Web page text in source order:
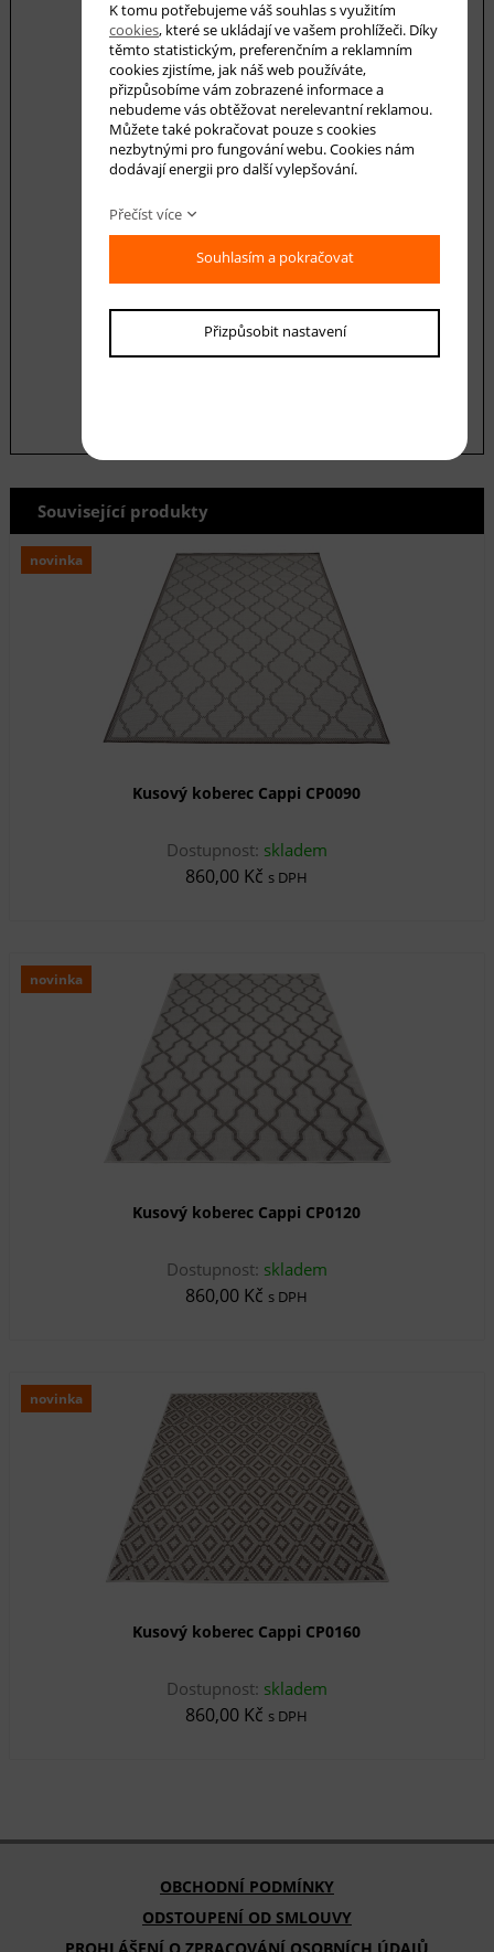
E-mail *
Váš dotaz
Souhlasím se zásadami ochranyosobních
údajů
Související produkty
novinka
Kusový koberec Cappi CP0090
Dostupnost: skladem
860,00 Kč s DPH
novinka
Kusový koberec Cappi CP0120
Dostupnost: skladem
860,00 Kč s DPH
novinka
Kusový koberec Cappi CP0160
Dostupnost: skladem
860,00 Kč s DPH
OBCHODNÍ PODMÍNKY
ODSTOUPENÍ OD SMLOUVY
K tomu potřebujeme váš souhlas s využitím
cookies, které se ukládají ve vašem prohlížeči. Díky
těmto statistickým, preferenčním a reklamním
cookies zjistíme, jak náš web používáte,
přizpůsobíme vám zobrazené informace a
nebudeme vás obtěžovat nerelevantní reklamou.
Můžete také pokračovat pouze s cookies
nezbytnými pro fungování webu. Cookies nám
dodávají energii pro další vylepšování.
Přečíst více
Souhlasím a pokračovat
Přizpůsobit nastavení